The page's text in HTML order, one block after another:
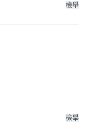
檢舉
檢舉